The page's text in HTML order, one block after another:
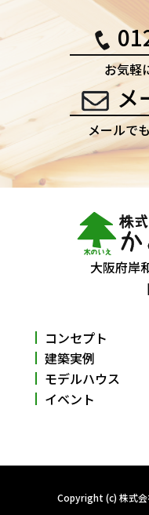
お気軽
メ
メールで
大阪府岸
コンセプト
建築実例
モデルハウス
イベント
Copyright (c) 株式